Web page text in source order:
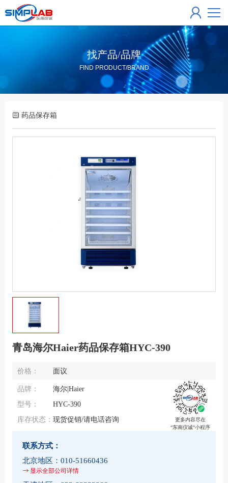
找产品/品牌
FIND PRODUCT/BRAND
药品保存箱
青岛海尔Haier药品保存箱HYC-390
价格： 面议
更多内容尽在
“东南仪诚“小程序
品牌：
海尔|Haier
型号：
HYC-390
库存状态： 现货促销/请电话咨询
联系方式：
北京地区： 010-51660436
显示全部公司详情